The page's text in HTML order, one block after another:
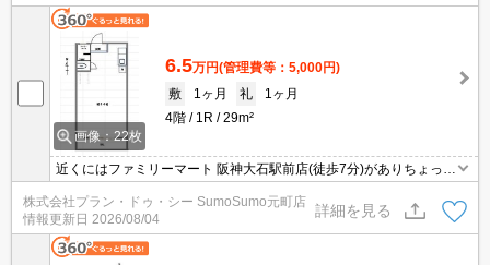
画像：22枚
6.5万円(管理費等：5,000円)
敷
1ヶ月 礼
1ヶ月
4階
1R 29m²
近くにはファミリーマート 阪神大石駅前店(徒歩7分)がありちょっと
した買い物に便利です。玄関先まで覗き穴を覗きに行かなくてもイ
ンターホン越しに誰が来たのかを確認できるので安心感がありま
す。近隣に駐車スペースがありますので、利便性が高いです。風通
しが良好な物件です。
株式会社プラン・ドゥ・シー SumoSumo元町店
情報更新日 2026/08/04
詳細を見る